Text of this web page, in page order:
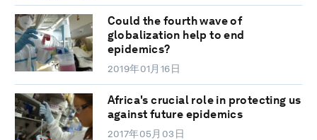
Could the fourth wave of
globalization help to end
epidemics?
2019年01月16日
Africa's crucial role in protecting us
against future epidemics
2017年05月03日